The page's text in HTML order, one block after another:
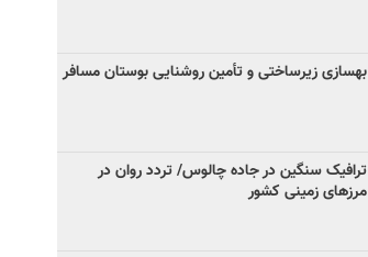
بهسازی زیرساختی و تأمین روشنایی بوستان مسافر
ترافیک سنگین در جاده چالوس/ تردد روان در
مرزهای زمینی کشور